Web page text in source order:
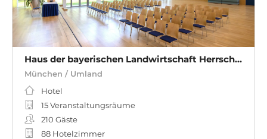
Haus der bayerischen Landwirtschaft Herrsching
München / Umland
Hotel
15 Veranstaltungsräume
210 Gäste
88 Hotelzimmer